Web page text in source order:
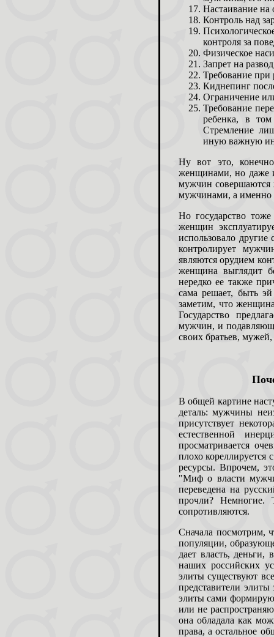
Настаивание на
Контроль над
контроля за
Физическое
Запрет на
Требование при
Киднепинг
Ограничение
Требование
ребенка, в
Стремление
иную важную
Ну вот это,
женщинами, но даже
мужчин
мужчинами, а
Но государство
женщин
использовало другие
контролирует
являются орудием
женщина выглядит
нередко ее также
сама решает, быть
заметим, что
Государство
мужчин, и
своих братьев,
В общей картине
деталь: мужчины
присутствует
естественной
просматривается
плохо
ресурсы. Впрочем,
"Миф о власти
переведена на
прочли? Немногие.
сопротивляются.
Сначала посмотрим,
популяции,
дает власть, деньги,
наших российских
элиты существуют
представители
элиты сами
или не
она обладала как
права, а остальное